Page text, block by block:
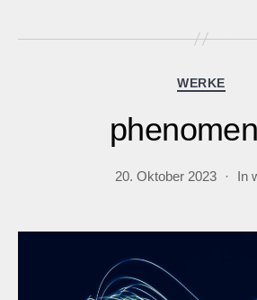
WERKE
20. Oktober 2023 In